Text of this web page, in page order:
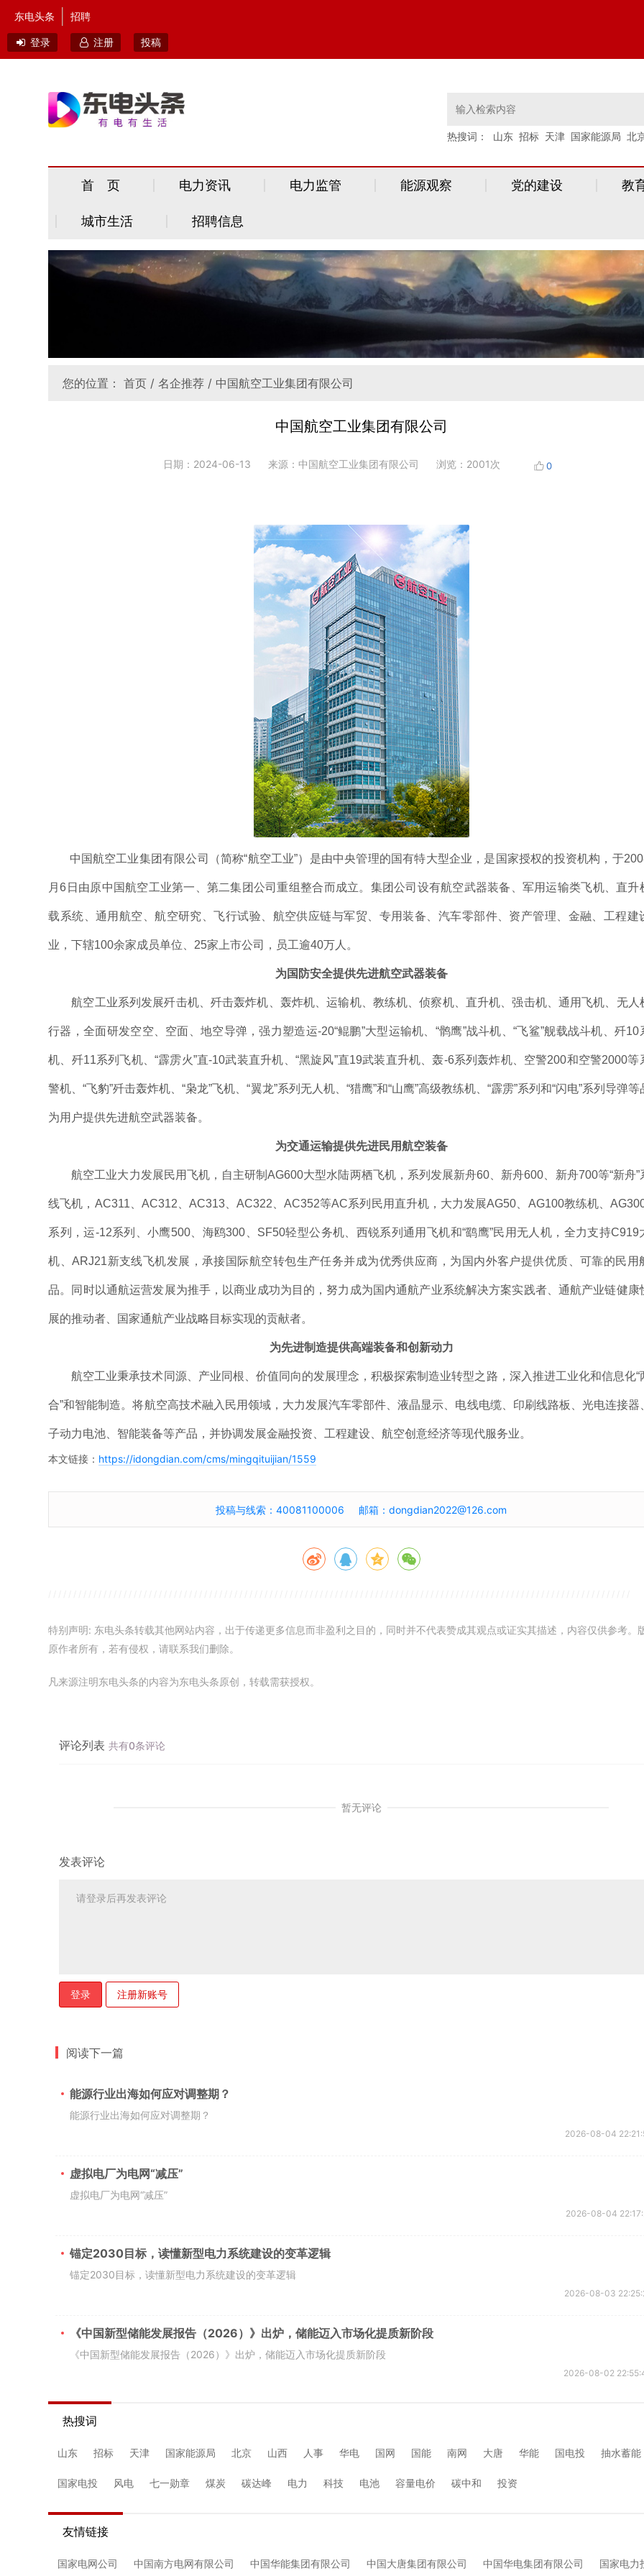
东电头条 招聘
登录 注册 投稿
热搜词： 山东 招标 天津 国家能源局 北
首 页 电力资讯 电力监管 能源观察 党的建设 教
城市生活 招聘信息
您的位置：首页 /名企推荐 / 中国航空工业集团有限公司
中国航空工业集团有限公司
日期：2024-06-13 来源：中国航空工业集团有限公司 浏览：2001次 0
中国航空工业集团有限公司（简称“航空工业”）是由中央管理的国有特大型企业，是国家授权的投资机构，于
月6日由原中国航空工业第一、第二集团公司重组整合而成立。集团公司设有航空武器装备、军用运输类飞机、直升
载系统、通用航空、航空研究、飞行试验、航空供应链与军贸、专用装备、汽车零部件、资产管理、金融、工程建
业，下辖100余家成员单位、25家上市公司，员工逾40万人。
为国防安全提供先进航空武器装备
航空工业系列发展歼击机、歼击轰炸机、轰炸机、运输机、教练机、侦察机、直升机、强击机、通用飞机、无人
行器，全面研发空空、空面、地空导弹，强力塑造运-20“鲲鹏”大型运输机、“鹘鹰”战斗机、“飞鲨”舰载战斗机、歼10
机、歼11系列飞机、“霹雳火”直-10武装直升机、“黑旋风”直19武装直升机、轰-6系列轰炸机、空警200和空警2000等
警机、“飞豹”歼击轰炸机、“枭龙”飞机、“翼龙”系列无人机、“猎鹰”和“山鹰”高级教练机、“霹雳”系列和“闪电”系列导弹
为用户提供先进航空武器装备。
为交通运输提供先进民用航空装备
航空工业大力发展民用飞机，自主研制AG600大型水陆两栖飞机，系列发展新舟60、新舟600、新舟700等“新舟”
线飞机，AC311、AC312、AC313、AC322、AC352等AC系列民用直升机，大力发展AG50、AG100教练机、
系列，运-12系列、小鹰500、海鸥300、SF50轻型公务机、西锐系列通用飞机和“鹞鹰”民用无人机，全力支持C919
机、ARJ21新支线飞机发展，承接国际航空转包生产任务并成为优秀供应商，为国内外客户提供优质、可靠的民用
品。同时以通航运营发展为推手，以商业成功为目的，努力成为国内通航产业系统解决方案实践者、通航产业链健康
展的推动者、国家通航产业战略目标实现的贡献者。
为先进制造提供高端装备和创新动力
航空工业秉承技术同源、产业同根、价值同向的发展理念，积极探索制造业转型之路，深入推进工业化和信息化“
合”和智能制造。将航空高技术融入民用领域，大力发展汽车零部件、液晶显示、电线电缆、印刷线路板、光电连接器
子动力电池、智能装备等产品，并协调发展金融投资、工程建设、航空创意经济等现代服务业。
本文链接： https://idongdian.com/cms/mingqituijian/1559
投稿与线索：40081100006 邮箱：dongdian2022@126.com
特别声明: 东电头条转载其他网站内容，出于传递更多信息而非盈利之目的，同时并不代表赞成其观点或证实其描述，内容仅供参考。
原作者所有，若有侵权，请联系我们删除。
凡来源注明东电头条的内容为东电头条原创，转载需获授权。
评论列表 共有0条评论
暂无评论
发表评论
登录 注册新账号
阅读下一篇
能源行业出海如何应对调整期？
能源行业出海如何应对调整期？
2026-08-04
虚拟电厂为电网“减压”
虚拟电厂为电网“减压”
2026-08-04
锚定2030目标，读懂新型电力系统建设的变革逻辑
锚定2030目标，读懂新型电力系统建设的变革逻辑
2026-08-03
《中国新型储能发展报告（2026）》出炉，储能迈入市场化提质新阶段
《中国新型储能发展报告（2026）》出炉，储能迈入市场化提质新阶段
2026-08-02
热搜词
山东 招标 天津 国家能源局 北京 山西 人事 华电 国网 国能 南网 大唐 华能 国电投 抽水蓄能
国家电投 风电 七一勋章 煤炭 碳达峰 电力 科技 电池 容量电价 碳中和 投资
友情链接
国家电网公司 中国南方电网有限公司 中国华能集团有限公司 中国大唐集团有限公司 中国华电集团有限公司 国家电力